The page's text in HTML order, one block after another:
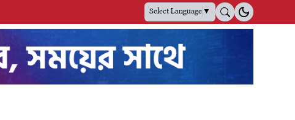
Select Language▼